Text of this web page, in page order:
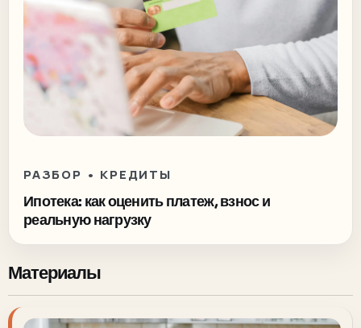
РАЗБОР • КРЕДИТЫ
Ипотека: как оценить платеж, взнос и
реальную нагрузку
Материалы